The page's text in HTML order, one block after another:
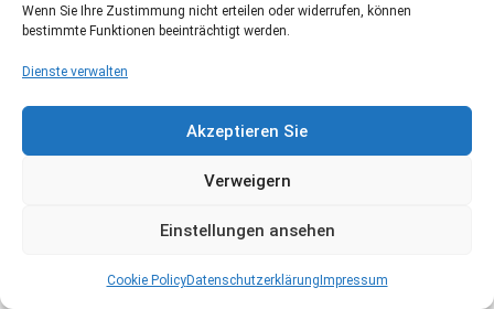
Wenn Sie Ihre Zustimmung nicht erteilen oder widerrufen, können
bestimmte Funktionen beeinträchtigt werden.
Dienste verwalten
Akzeptieren Sie
Verweigern
Einstellungen ansehen
Cookie PolicyDatenschutzerklärung Impressum